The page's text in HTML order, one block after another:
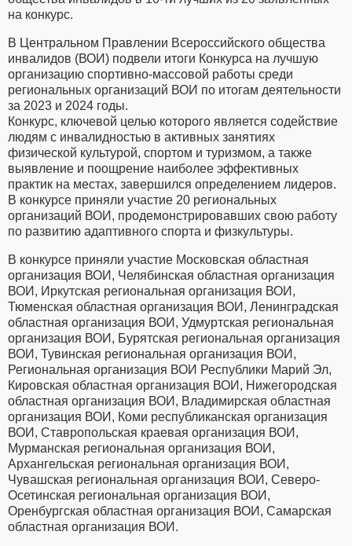
на конкурс.
В Центральном Правлении Всероссийского общества
инвалидов (ВОИ) подвели итоги Конкурса на лучшую
организацию спортивно-массовой работы среди
региональных организаций ВОИ по итогам деятельности
за 2023 и 2024 годы.
Конкурс, ключевой целью которого является содействие
людям с инвалидностью в активных занятиях
физической культурой, спортом и туризмом, а также
выявление и поощрение наиболее эффективных
практик на местах, завершился определением лидеров.
В конкурсе приняли участие 20 региональных
организаций ВОИ, продемонстрировавших свою работу
по развитию адаптивного спорта и физкультуры.
В конкурсе приняли участие Московская областная
организация ВОИ, Челябинская областная организация
ВОИ, Иркутская региональная организация ВОИ,
Тюменская областная организация ВОИ, Ленинградская
областная организация ВОИ, Удмуртская региональная
организация ВОИ, Бурятская региональная организация
ВОИ, Тувинская региональная организация ВОИ,
Региональная организация ВОИ Республики Марий Эл,
Кировская областная организация ВОИ, Нижегородская
областная организация ВОИ, Владимирская областная
организация ВОИ, Коми республиканская организация
ВОИ, Ставропольская краевая организация ВОИ,
Мурманская региональная организация ВОИ,
Архангельская региональная организация ВОИ,
Чувашская региональная организация ВОИ, Северо-
Осетинская региональная организация ВОИ,
Оренбургская областная организация ВОИ, Самарская
областная организация ВОИ.